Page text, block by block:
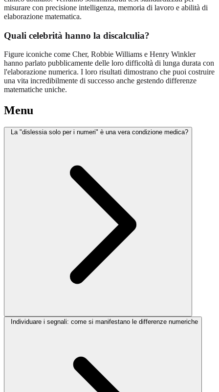
misurare con precisione intelligenza, memoria di lavoro e abilità di
elaborazione matematica.
Quali celebrità hanno la discalculia?
Figure iconiche come Cher, Robbie Williams e Henry Winkler
hanno parlato pubblicamente delle loro difficoltà di lunga durata con
l'elaborazione numerica. I loro risultati dimostrano che puoi costruire
una vita incredibilmente di successo anche gestendo differenze
matematiche uniche.
Menu
La "dislessia solo per i numeri" è una vera condizione medica?
Individuare i segnali: come si manifestano le differenze numeriche